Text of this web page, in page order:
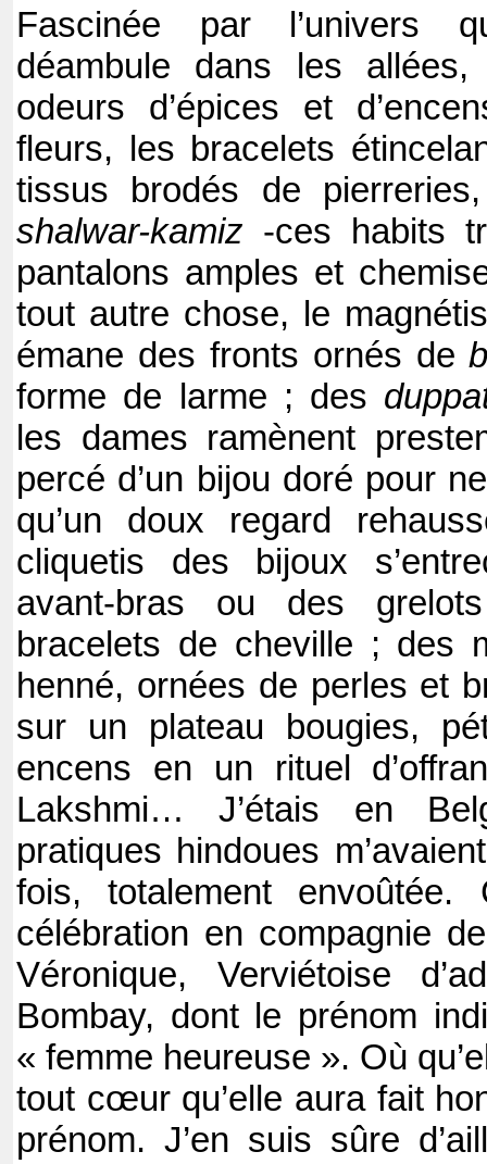
Fascinée par l’univers
déambule dans les
odeurs d’épices et
fleurs, les bracelets
tissus brodés de
shalwar-kamiz -ces habits
pantalons amples et
tout autre chose, le
émane des fronts ornés de
forme de larme ; des
les dames ramènent
percé d’un bijou doré pour
qu’un doux regard
cliquetis des bijoux
avant-bras ou des
bracelets de cheville ; des
henné, ornées de perles et
sur un plateau bougies,
encens en un rituel
Lakshmi… J’étais en
pratiques hindoues
fois, totalement envoûtée.
célébration en compagnie
Véronique, Verviétoise
Bombay, dont le prénom
« femme heureuse ». Où
tout cœur qu’elle aura fait
prénom. J’en suis sûre